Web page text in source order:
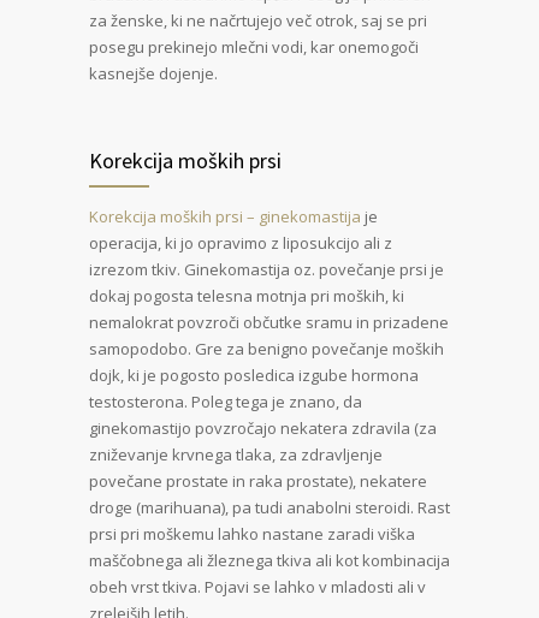
za ženske, ki ne načrtujejo več otrok, saj se pri
posegu prekinejo mlečni vodi, kar onemogoči
kasnejše dojenje.
Korekcija moških prsi
Korekcija moških prsi – ginekomastija je
operacija, ki jo opravimo z liposukcijo ali z
izrezom tkiv. Ginekomastija oz. povečanje prsi je
dokaj pogosta telesna motnja pri moških, ki
nemalokrat povzroči občutke sramu in prizadene
samopodobo. Gre za benigno povečanje moških
dojk, ki je pogosto posledica izgube hormona
testosterona. Poleg tega je znano, da
ginekomastijo povzročajo nekatera zdravila (za
zniževanje krvnega tlaka, za zdravljenje
povečane prostate in raka prostate), nekatere
droge (marihuana), pa tudi anabolni steroidi. Rast
prsi pri moškemu lahko nastane zaradi viška
maščobnega ali žleznega tkiva ali kot kombinacija
obeh vrst tkiva. Pojavi se lahko v mladosti ali v
zrelejših letih.